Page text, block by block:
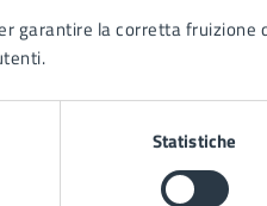
garantire la corretta fruizione
Statistiche